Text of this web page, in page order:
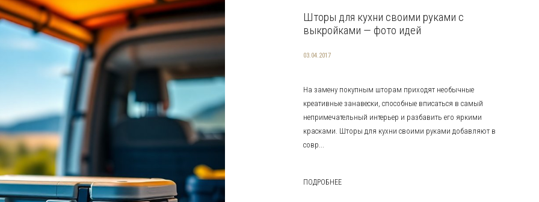
Шторы для кухни своими руками с
выкройками — фото идей
03.04.2017
На замену покупным шторам приходят необычные
креативные занавески, способные вписаться в самый
непримечательный интерьер и разбавить его яркими
красками. Шторы для кухни своими руками добавляют в
совр...
ПОДРОБНЕЕ